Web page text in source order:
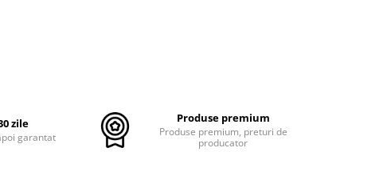
zile
garantat
Produse premium
Produse premium, preturi de
producator